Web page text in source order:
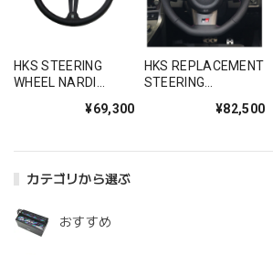
カテゴリから選ぶ
おすすめ
HKS STEERING
WHEEL NARDI
¥69,300
HKS REPLACEMENT
STEERING
¥82,500